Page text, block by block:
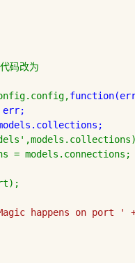
码改为
function
err;
= models.connections;
happens on port '